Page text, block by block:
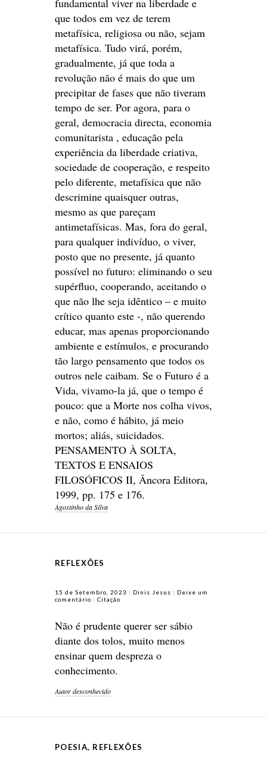
fundamental viver na liberdade e
que todos em vez de terem
metafísica, religiosa ou não, sejam
metafísica. Tudo virá, porém,
gradualmente, já que toda a
revolução não é mais do que um
precipitar de fases que não tiveram
tempo de ser. Por agora, para o
geral, democracia directa, economia
comunitarista , educação pela
experiência da liberdade criativa,
sociedade de cooperação, e respeito
pelo diferente, metafísica que não
descrimine quaisquer outras,
mesmo as que pareçam
antimetafísicas. Mas, fora do geral,
para qualquer indivíduo, o viver,
posto que no presente, já quanto
possível no futuro: eliminando o seu
supérfluo, cooperando, aceitando o
que não lhe seja idêntico – e muito
crítico quanto este -, não querendo
educar, mas apenas proporcionando
ambiente e estímulos, e procurando
tão largo pensamento que todos os
outros nele caibam. Se o Futuro é a
Vida, vivamo-la já, que o tempo é
pouco: que a Morte nos colha vivos,
e não, como é hábito, já meio
mortos; aliás, suicidados.
PENSAMENTO À SOLTA,
TEXTOS E ENSAIOS
FILOSÓFICOS II, Âncora Editora,
1999, pp. 175 e 176.
Agostinho da Silva
REFLEXÕES
15 de Setembro, 2023 Dinis Jesus
Deixe um
comentário
Citação
Não é prudente querer ser sábio
diante dos tolos, muito menos
ensinar quem despreza o
conhecimento.
Autor desconhecido
POESIA, REFLEXÕES